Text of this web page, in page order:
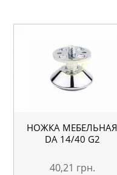
НОЖКА МЕБЕЛЬНАЯ
DA 14/40 G2
40,21 грн.